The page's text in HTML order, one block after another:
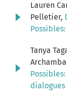
Lauren
Pelletier,
Possibles:
Tanya